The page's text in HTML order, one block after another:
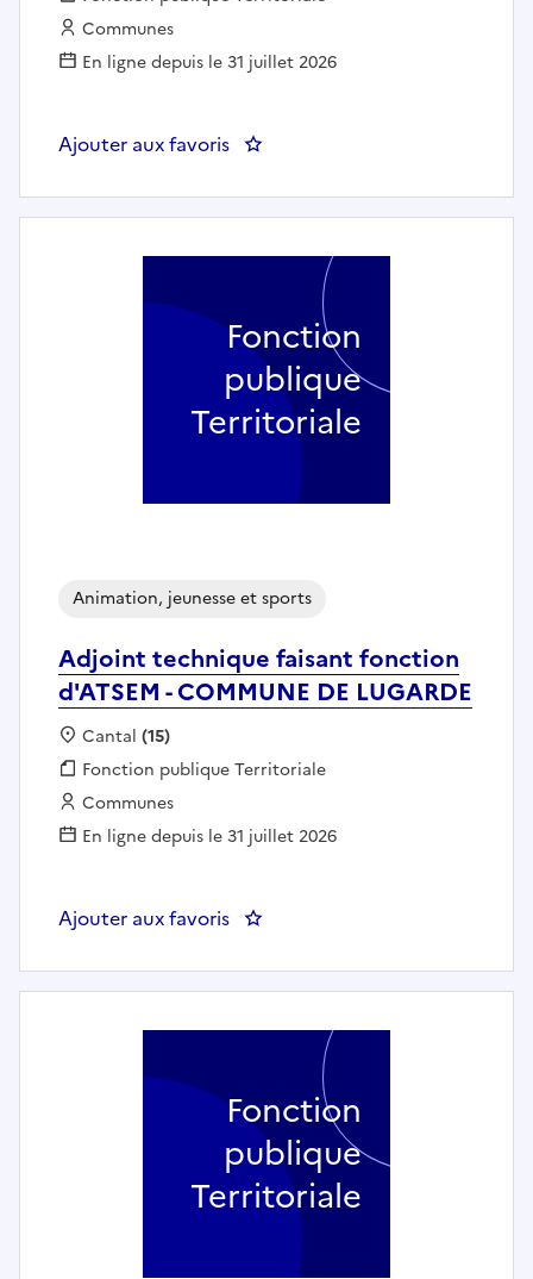
Employeur :
Communes
En ligne depuis le 31 juillet 2026
Ajouter aux favoris : Animateur enfance - jeunesse
Adjoint technique faisant fonction
d'ATSEM - COMMUNE DE LUGARDE
Animation, jeunesse et sports
Localisation :
Cantal (15)
Fonction publique :
Fonction publique Territoriale
Employeur :
Communes
En ligne depuis le 31 juillet 2026
Ajouter aux favoris : Adjoint technique faisant
Fonction
publique
Territoriale
Fonction
publique
Territoriale